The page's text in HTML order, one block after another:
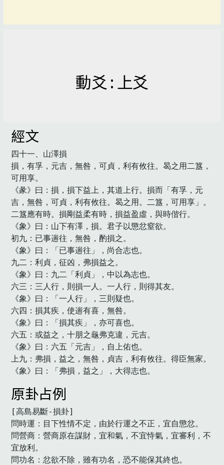
動爻 : 上爻
經文
四十一、山澤損
損，有孚，元吉，無咎，可貞，利有攸往。曷之用二簋，
可用享。
《彖》曰：損，損下益上，其道上行。損而「有孚，元
吉，無咎，可貞，利有攸往。曷之用。二簋，可用享」。
二簋應有時。損剛益柔有時，損益盈虛，與時偕行。
《象》曰：山下有澤，損。君子以懲忿窒欲。
初九：已事遄往，無咎，酌損之。
《象》曰：「已事遄往」，尚合志也。
九二：利貞，征凶，弗損益之。
《象》曰：九二「利貞」，中以為志也。
六三：三人行，則損一人。一人行，則得其友。
《象》曰：「一人行」，三則疑也。
六四：損其疾，使遄有喜，無咎。
《象》曰：「損其疾」，亦可喜也。
六五：或益之，十朋之龜弗克違，元吉。
《象》曰：六五「元吉」，自上佑也。
上九：弗損，益之，無咎，貞吉，利有攸往。得臣無家。
《象》曰：「弗損，益之」，大得志也。
原卦占例
[高島易斷-損卦]
問時運：目下性情不定，由於行運之不正，宜自懲忿。
問營商：營商原在謀財，宜和氣，不宜恃氣，宜審利，不
宜放利。
問功名：忿欲不除，雖有功名，恐不能保其終也。